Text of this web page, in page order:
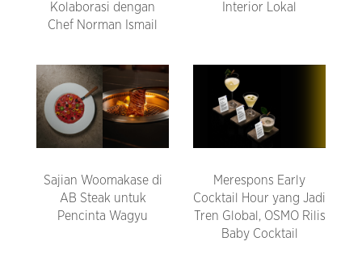
Kolaborasi dengan
Chef Norman Ismail
Interior Lokal
Sajian Woomakase di
AB Steak untuk
Pencinta Wagyu
Merespons Early
Cocktail Hour yang Jadi
Tren Global, OSMO Rilis
Baby Cocktail